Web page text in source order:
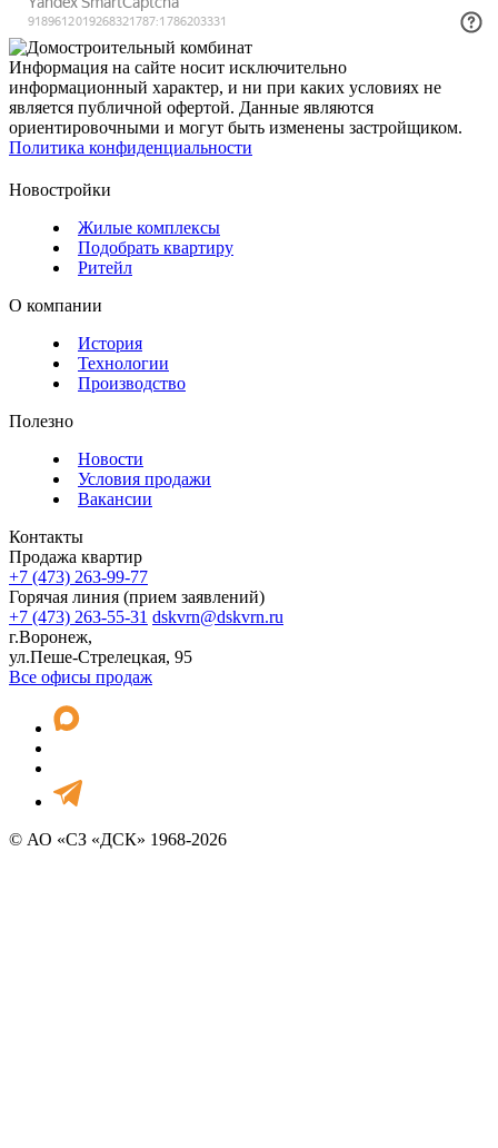
Информация на сайте носит исключительно
информационный характер, и ни при каких условиях не
является публичной офертой. Данные являются
ориентировочными и могут быть изменены застройщиком.
Политика конфиденциальности
Новостройки
Жилые комплексы
Подобрать квартиру
Ритейл
О компании
История
Технологии
Производство
Полезно
Новости
Условия продажи
Вакансии
Контакты
Продажа квартир
+7 (473) 263-99-77
Горячая линия (прием заявлений)
+7 (473) 263-55-31 dskvrn@dskvrn.ru
г.Воронеж,
ул.Пеше-Стрелецкая, 95
Все офисы продаж
© АО «СЗ «ДСК» 1968-2026